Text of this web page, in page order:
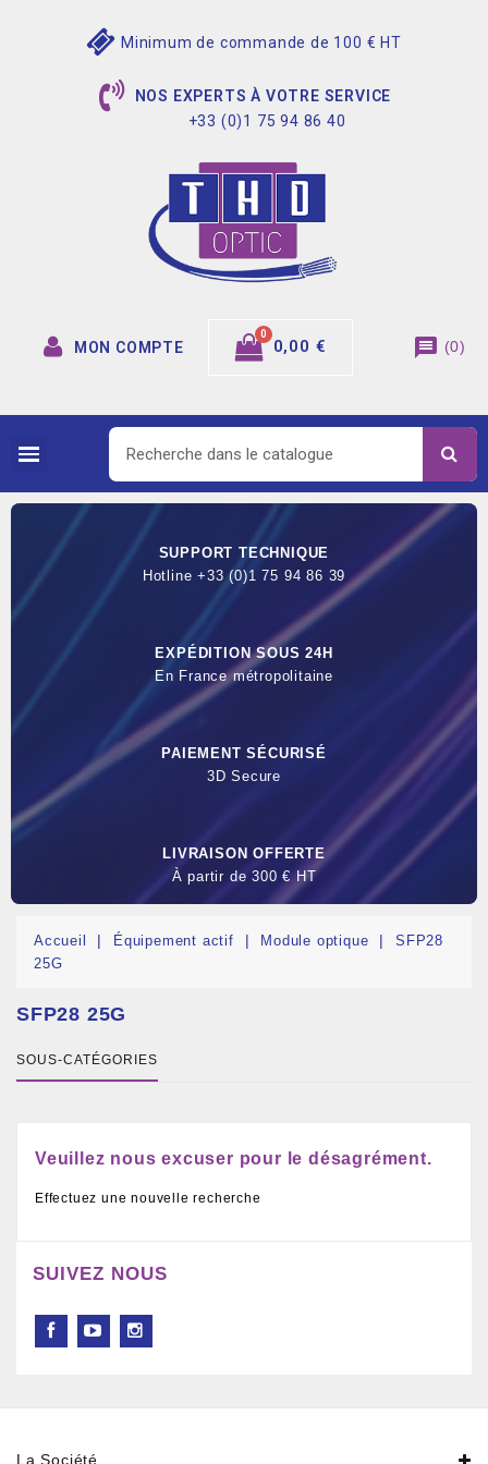
Minimum de commande de 100 € HT
NOS EXPERTS À VOTRE SERVICE
+33 (0)1 75 94 86 40
MON COMPTE 0,00 € message (0)
SUPPORT TECHNIQUE
Hotline +33 (0)1 75 94 86 39
EXPÉDITION SOUS 24H
En France métropolitaine
PAIEMENT SÉCURISÉ
3D Secure
LIVRAISON OFFERTE
À partir de 300 € HT
Accueil Équipement actif Module optique
SFP28
25G
SFP28 25G
SOUS-CATÉGORIES
Veuillez nous excuser pour le désagrément.
Effectuez une nouvelle recherche
SUIVEZ NOUS
La Société